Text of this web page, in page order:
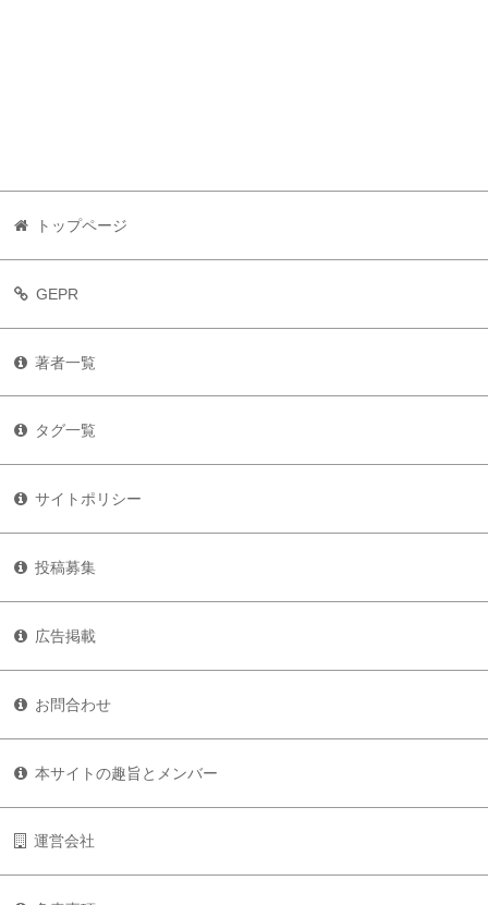
トップページ
GEPR
著者一覧
タグ一覧
サイトポリシー
投稿募集
広告掲載
お問合わせ
本サイトの趣旨とメンバー
運営会社